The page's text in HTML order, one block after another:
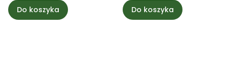
Do koszyka Do koszyka